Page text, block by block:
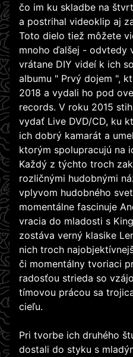
čo im ku skladbe na
a postrihal videoklip aj
Toto dielo tiež môžete
mnoho ďalšej - odvtedy
vrátane DIY videí k ich
albumu " Prvý dojem ",
2018 a vydali ho pod
records. V roku 2015
vydať Live DVD/CD, ku
ich dobrý kamarát a
ktorým spolupracujú na
Každý z týchto troch
rozličnými hudobnými
vplyvom hudobného
momentálne fascinuje
vracia do mladosti s
zostáva verný klasike
nich troch
či momentálny tvoriaci
radosťou strieda so
tímovou prácou sa
cieľu.
Pri tvorbe ich druhého
dostali do styku s